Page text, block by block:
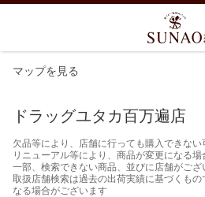
マップを見る
ドラッグユタカ百万遍店
欠品等により、店舗に行っても購入できな
リニューアル等により、商品が変更になる
一部、検索できない商品、並びに店舗がござ
取扱店舗検索は過去の出荷実績に基づくも
なる場合がございます